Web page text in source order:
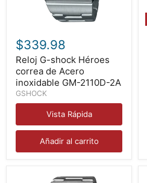
G-
shock
Héroes
correa
de
Acero
inoxidable
GM-
2A
$339.98
Reloj G-shock Héroes
correa de Acero
inoxidable GM-2110D-2A
GSHOCK
Vista Rápida
Añadir al carrito